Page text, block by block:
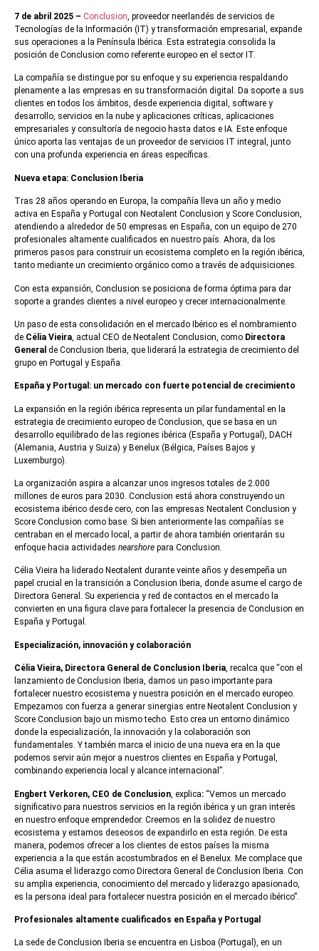
7 de abril 2025 – Conclusion, proveedor neerlandés de servicios de
Tecnologías de la Información (IT) y transformación empresarial, expande
sus operaciones a la Península Ibérica. Esta estrategia consolida la
posición de Conclusion como referente europeo en el sector IT.
La compañía se distingue por su enfoque y su experiencia respaldando
plenamente a las empresas en su transformación digital. Da soporte a sus
clientes en todos los ámbitos, desde experiencia digital, software y
desarrollo, servicios en la nube y aplicaciones críticas, aplicaciones
empresariales y consultoría de negocio hasta datos e IA. Este enfoque
único aporta las ventajas de un proveedor de servicios IT integral, junto
con una profunda experiencia en áreas específicas.
Nueva etapa: Conclusion Iberia
Tras 28 años operando en Europa, la compañía lleva un año y medio
activa en España y Portugal con Neotalent Conclusion y Score Conclusion,
atendiendo a alrededor de 50 empresas en España, con un equipo de 270
profesionales altamente cualificados en nuestro país. Ahora, da los
primeros pasos para construir un ecosistema completo en la región ibérica,
tanto mediante un crecimiento orgánico como a través de adquisiciones.
Con esta expansión, Conclusion se posiciona de forma óptima para dar
soporte a grandes clientes a nivel europeo y crecer internacionalmente.
Un paso de esta consolidación en el mercado Ibérico es el nombramiento
de Célia Vieira, actual CEO de Neotalent Conclusion, como Directora
General de Conclusion Iberia, que liderará la estrategia de crecimiento del
grupo en Portugal y España.
España y Portugal: un mercado con fuerte potencial de crecimiento
La expansión en la región ibérica representa un pilar fundamental en la
estrategia de crecimiento europeo de Conclusion, que se basa en un
desarrollo equilibrado de las regiones ibérica (España y Portugal), DACH
(Alemania, Austria y Suiza) y Benelux (Bélgica, Países Bajos y
Luxemburgo).
La organización aspira a alcanzar unos ingresos totales de 2.000
millones de euros para 2030. Conclusion está ahora construyendo un
ecosistema ibérico desde cero, con las empresas Neotalent Conclusion y
Score Conclusion como base. Si bien anteriormente las compañías se
centraban en el mercado local, a partir de ahora también orientarán su
enfoque hacia actividades nearshore para Conclusion.
Célia Vieira ha liderado Neotalent durante veinte años y desempeña un
papel crucial en la transición a Conclusion Iberia, donde asume el cargo de
Directora General. Su experiencia y red de contactos en el mercado la
convierten en una figura clave para fortalecer la presencia de Conclusion en
España y Portugal.
Especialización, innovación y colaboración
Célia Vieira, Directora General de Conclusion Iberia, recalca que “con el
lanzamiento de Conclusion Iberia, damos un paso importante para
fortalecer nuestro ecosistema y nuestra posición en el mercado europeo.
Empezamos con fuerza a generar sinergias entre Neotalent Conclusion y
Score Conclusion bajo un mismo techo. Esto crea un entorno dinámico
donde la especialización, la innovación y la colaboración son
fundamentales. Y también marca el inicio de una nueva era en la que
podemos servir aún mejor a nuestros clientes en España y Portugal,
combinando experiencia local y alcance internacional”.
Engbert Verkoren, CEO de Conclusion , explica: “Vemos un mercado
significativo para nuestros servicios en la región ibérica y un gran interés
en nuestro enfoque emprendedor. Creemos en la solidez de nuestro
ecosistema y estamos deseosos de expandirlo en esta región. De esta
manera, podemos ofrecer a los clientes de estos países la misma
experiencia a la que están acostumbrados en el Benelux. Me complace que
Célia asuma el liderazgo como Directora General de Conclusion Iberia. Con
su amplia experiencia, conocimiento del mercado y liderazgo apasionado,
es la persona ideal para fortalecer nuestra posición en el mercado ibérico”.
Profesionales altamente cualificados en España y Portugal
La sede de Conclusion Iberia se encuentra en Lisboa (Portugal), en un